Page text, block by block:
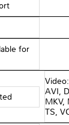
for
AVI,
MKV,
TS,